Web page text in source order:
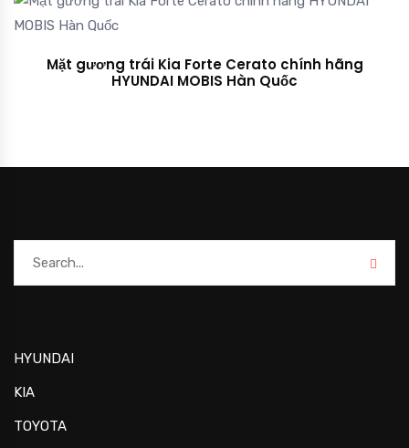
Mặt gương trái Kia Forte Cerato chính hãng
HYUNDAI MOBIS Hàn Quốc
HYUNDAI
KIA
TOYOTA